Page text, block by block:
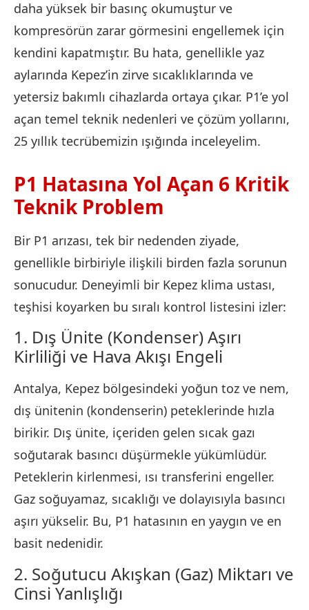
daha yüksek bir basınç okumuştur ve
kompresörün zarar görmesini engellemek için
kendini kapatmıştır. Bu hata, genellikle yaz
aylarında Kepez’in zirve sıcaklıklarında ve
yetersiz bakımlı cihazlarda ortaya çıkar. P1’e yol
açan temel teknik nedenleri ve çözüm yollarını,
25 yıllık tecrübemizin ışığında inceleyelim.
P1 Hatasına Yol Açan 6 Kritik
Teknik Problem
Bir P1 arızası, tek bir nedenden ziyade,
genellikle birbiriyle ilişkili birden fazla sorunun
sonucudur. Deneyimli bir Kepez klima ustası,
teşhisi koyarken bu sıralı kontrol listesini izler:
1. Dış Ünite (Kondenser) Aşırı
Kirliliği ve Hava Akışı Engeli
Antalya, Kepez bölgesindeki yoğun toz ve nem,
dış ünitenin (kondenserin) peteklerinde hızla
birikir. Dış ünite, içeriden gelen sıcak gazı
soğutarak basıncı düşürmekle yükümlüdür.
Peteklerin kirlenmesi, ısı transferini engeller.
Gaz soğuyamaz, sıcaklığı ve dolayısıyla basıncı
aşırı yükselir. Bu, P1 hatasının en yaygın ve en
basit nedenidir.
2. Soğutucu Akışkan (Gaz) Miktarı ve
Cinsi Yanlışlığı